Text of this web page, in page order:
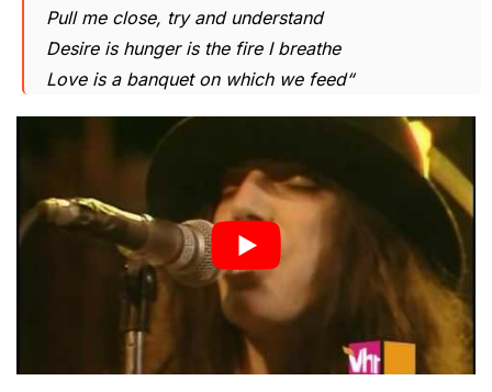
Pull me close, try and understand
Desire is hunger is the fire I breathe
Love is a banquet on which we feed“